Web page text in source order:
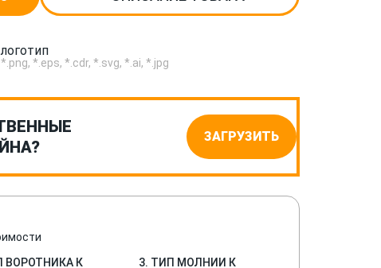
*.eps, *.cdr, *.svg, *.ai, *.jpg
ЗАГРУЗИТЬ
ВОРОТНИКА К 3. ТИП МОЛНИИ К